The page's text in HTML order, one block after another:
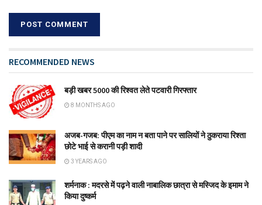
RECOMMENDED NEWS
बड़ी खबर 5000 की रिश्वत लेते पटवारी गिरफ्तार
8 MONTHS AGO
अजब-गजब: पीएम का नाम न बता पाने पर सालियों ने ठुकराया रिश्ता
छोटे भाई से करानी पड़ी शादी
3 YEARS AGO
शर्मनाक : मदरसे में पढ़ने वाली नाबालिक छात्रा से मस्जिद के इमाम ने
किया दुष्कर्म